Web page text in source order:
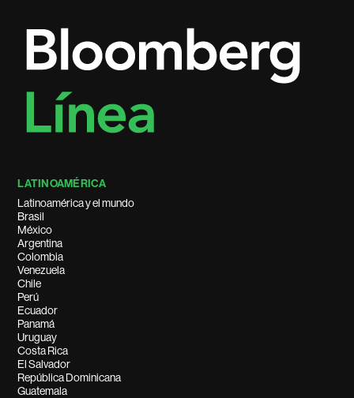
LATINOAMÉRICA
Latinoamérica y el mundo
Brasil
México
Argentina
Colombia
Venezuela
Chile
Perú
Ecuador
Panamá
Uruguay
Costa Rica
El Salvador
República Dominicana
Guatemala